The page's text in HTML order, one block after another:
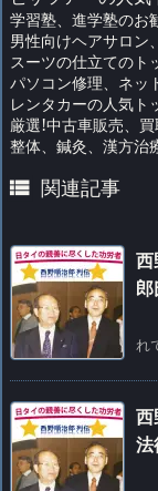
学習塾、進学塾のお
男性向けヘアサロン
スーツの仕立てのト
パソコン修理、ネッ
レンタカーの人気ト
厳選!中古車販売、
整体、鍼灸、漢方治
 関連記事
西
郎
れ
西
法